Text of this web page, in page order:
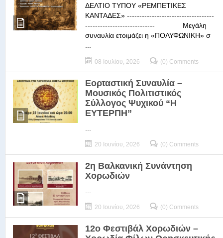
ΔΕΛΤΙΟ ΤΥΠΟΥ «ΡΕΜΠΕΤΙΚΕΣ
ΚΑΝΤΑΔΕΣ» -----------------------------------
---------------------------- Μεγάλη
συναυλία ετοιμάζει η «ΠΟΛΥΦΩΝΙΚΗ» σ
08 Ιουλίου, 2026 (0) Comments
Εορταστική Συναυλία –
Μουσικός Πολιτιστικός
Σύλλογος Ψυχικού “Η
ΕΥΤΕΡΠΗ”
20 Ιουνίου, 2026 (0) Comments
2η Βαλκανική Συνάντηση
Χορωδιών
20 Ιουνίου, 2026 (0) Comments
12ο Φεστιβάλ Χορωδιών –